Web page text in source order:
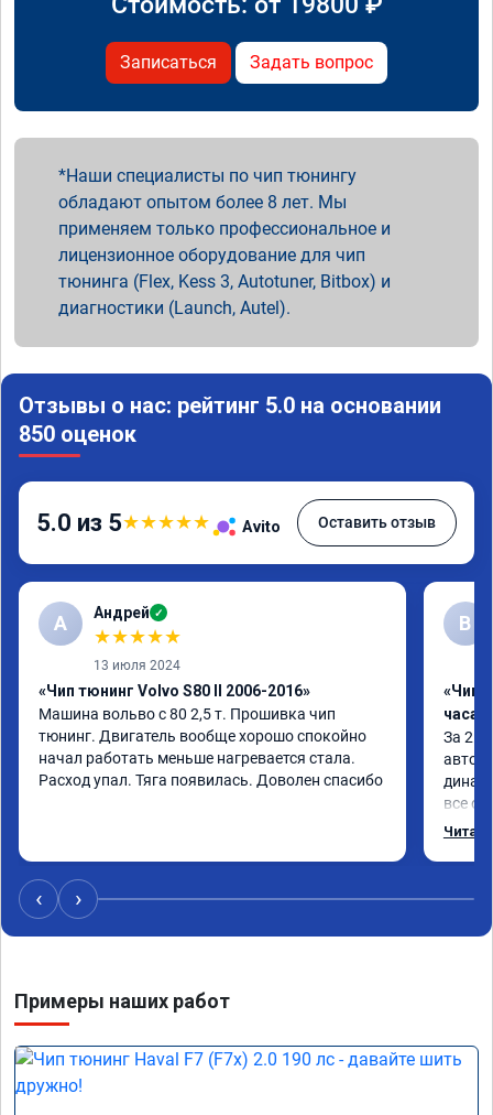
Записаться Задать вопрос
Наши специалисты по чип тюнингу
обладают опытом более 8 лет. Мы
применяем только профессиональное и
лицензионное оборудование для чип
тюнинга (Flex, Kess 3, Autotuner, Bitbox) и
диагностики (Launch, Autel).
Отзывы о нас: рейтинг 5.0 на основании
850 оценок
5.0 из 5★★★★★ Avito Оставить отзыв
А Андрей ✓
★★★★★
13 июля 2024
«Чип тюнинг Volvo S80 II 2006-2016»
Машина вольво с 80 2,5 т. Прошивка чип
тюнинг. Двигатель вообще хорошо спокойно
начал работать меньше нагревается стала.
Расход упал. Тяга появилась. Доволен спасибо
В
«Чип
часа»
За 2
все
-
‹ ›
Примеры наших работ